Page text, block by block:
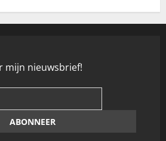
mijn nieuwsbrief!